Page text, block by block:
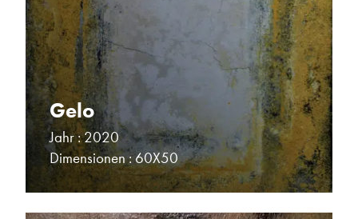
Gelo
Jahr : 2020
Dimensionen : 60X50